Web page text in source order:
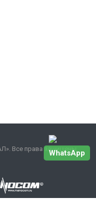
Все права защищены.
WhatsApp